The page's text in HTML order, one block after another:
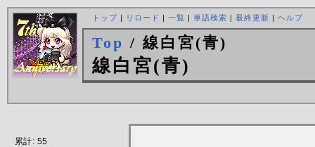
トップ| リロード | 一覧 | 単語検索 | 最終更新 | ヘルプ
Top / 線白宮(青)
線白宮(青)
累計: 55